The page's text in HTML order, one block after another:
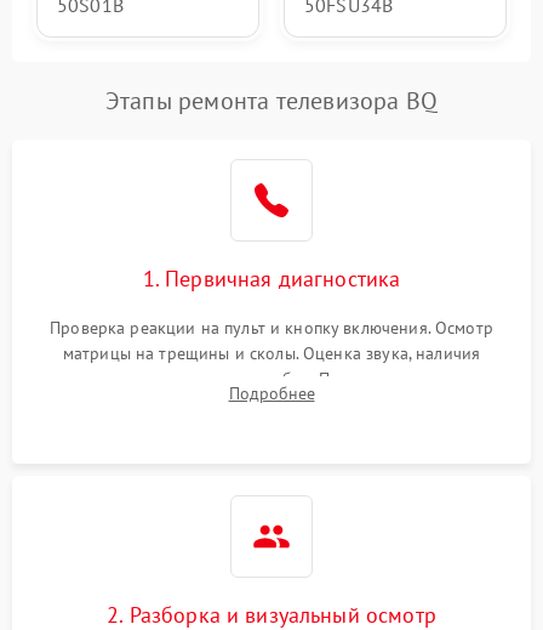
50S01B 50FSU34B
Этапы ремонта телевизора BQ
1. Первичная диагностика
Проверка реакции на пульт и кнопку включения. Осмотр
матрицы на трещины и сколы. Оценка звука, наличия
подсветки и индикаторов ошибок. Подключение тестовых
источников сигнала для выявления симптомов поломки.
Подробнее
2. Разборка и визуальный осмотр